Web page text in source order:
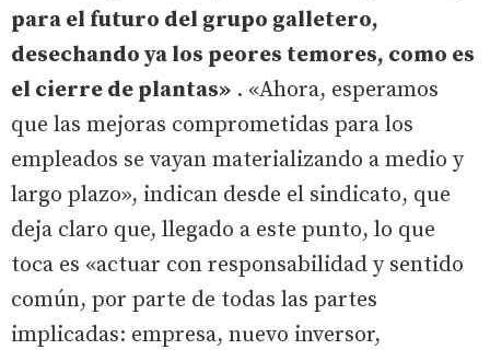
para el futuro del grupo galletero,
desechando ya los peores temores, como es
el cierre de plantas» . «Ahora, esperamos
que las mejoras comprometidas para los
empleados se vayan materializando a medio y
largo plazo», indican desde el sindicato, que
deja claro que, llegado a este punto, lo que
toca es «actuar con responsabilidad y sentido
común, por parte de todas las partes
implicadas: empresa, nuevo inversor,